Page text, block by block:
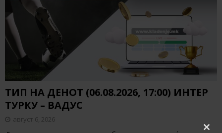
ТИП НА ДЕНОТ (06.08.2026, 17:00) ИНТЕР
ТУРКУ – ВАДУС
август 6, 2026